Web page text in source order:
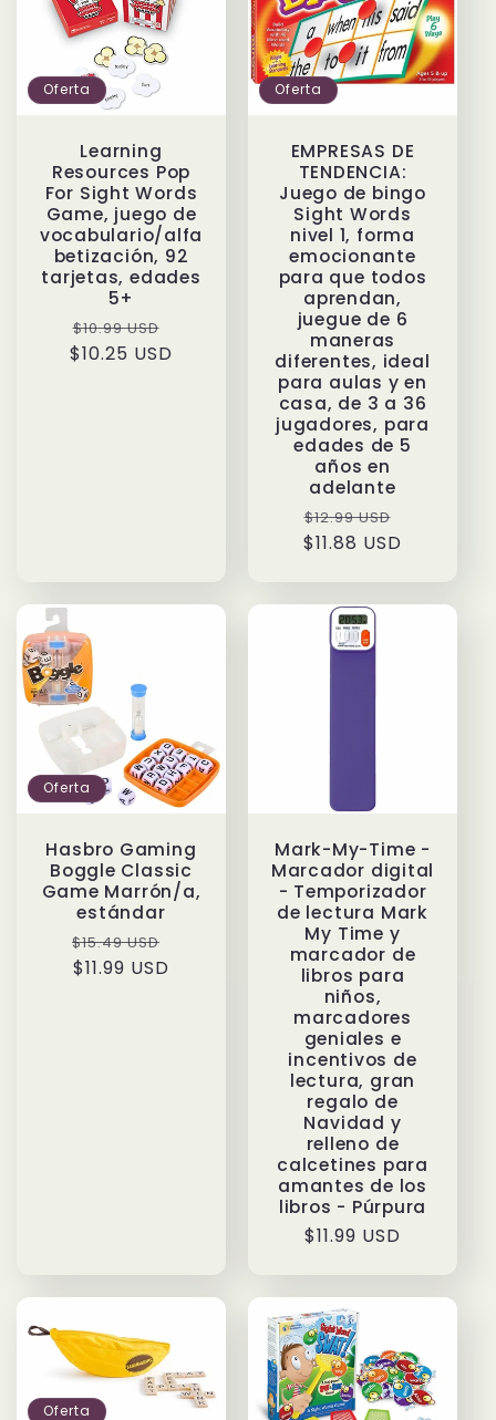
Oferta
Learning
Resources Pop
For Sight Words
Game, juego de
vocabulario/alfa
betización, 92
tarjetas, edades
5+
Precio
habitual
$10.99 USD
de
$10.25 USD
Oferta
EMPRESAS DE
TENDENCIA:
Juego de bingo
Sight Words
nivel 1, forma
emocionante
para que todos
aprendan,
juegue de 6
maneras
diferentes, ideal
para aulas y en
casa, de 3 a 36
jugadores, para
edades de 5
años en
adelante
Precio
habitual
$12.99 USD
$11.88 USD
Oferta
Hasbro Gaming
Boggle Classic
Game Marrón/a,
estándar
Precio
habitual
$15.49 USD
$11.99 USD
Mark-My-Time -
Marcador digital
- Temporizador
de lectura Mark
My Time y
marcador de
libros para
niños,
marcadores
geniales e
incentivos de
lectura, gran
regalo de
Navidad y
relleno de
calcetines para
amantes de los
libros - Púrpura
Precio
$11.99 USD
Oferta